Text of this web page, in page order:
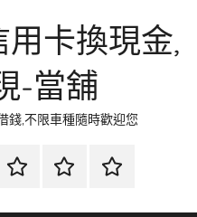
卡換現金,
-當舖
錢,不限車種隨時歡迎您
流
環
聯